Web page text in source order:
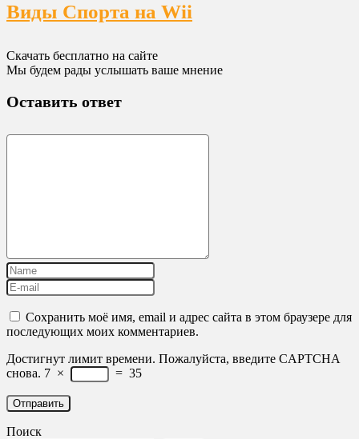
Виды Спорта на Wii
Скачать бесплатно на сайте
Мы будем рады услышать ваше мнение
Оставить ответ
Сохранить моё имя, email и адрес сайта в этом браузере для
последующих моих комментариев.
Достигнут лимит времени. Пожалуйста, введите CAPTCHA
снова. 7 × = 35
Поиск